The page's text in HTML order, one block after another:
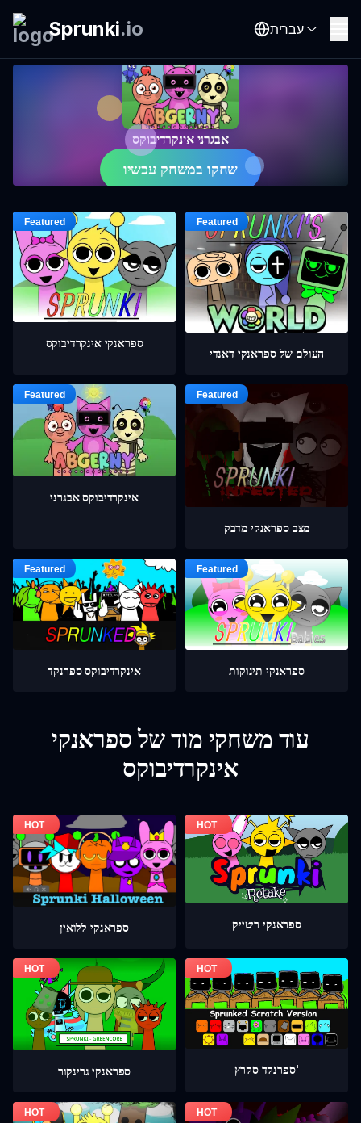
Sprunki.io עברית
אבגרני אינקרדיבוקס
שחקו במשחק עכשיו
ספראנקי אינקרדיבוקס
העולם של ספראנקי דאנדי
אינקרדיבוקס אבגרני
מצב ספראנקי מדבק
אינקרדיבוקס ספרנקד ספראנקי תינוקות
עוד משחקי מוד של ספראנקי
אינקרדיבוקס
ספראנקי ללואין ספראנקי ריטייק
ספראנקי גרינקור ספרנקד סקרץ'